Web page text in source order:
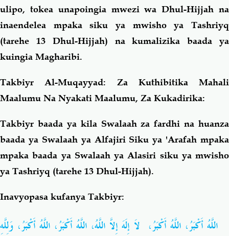
ulipo, tokea unapoingia mwezi wa Dhul-Hijjah na
inaendelea mpaka siku ya mwisho ya Tashriyq
(tarehe 13 Dhul-Hijjah) na kumalizika baada ya
kuingia Magharibi.
Takbiyr Al-Muqayyad: Za Kuthibitika Mahali
Maalumu Na Nyakati Maalumu, Za Kukadirika:
Takbiyr baada ya kila Swalaah za fardhi na huanza
baada ya Swalaah ya Alfajiri Siku ya 'Arafah mpaka
mpaka baada ya Swalaah ya Alasiri siku ya mwisho
ya Tashriyq (tarehe 13 Dhul-Hijjah).
Inavyopasa kufanya Takbiyr:
اللَّهُ أَكْبَرُ، اللَّهُ أَكْبَرُ، لاَ إِلَهَ إِلاَّ اللَّهُ، اللَّهُ أَكْبَرُ، اللَّهُ أَكْبَرُ، وَلِلَّهِ